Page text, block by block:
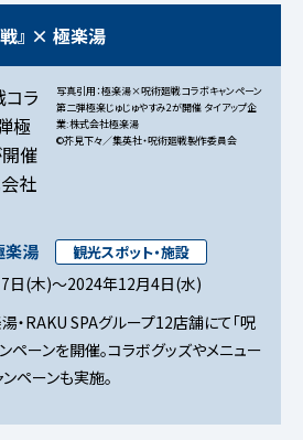
』 × 極楽湯
写真引用：極楽湯×呪術廻戦コラボキャンペーン
第二弾極楽じゅじゅやすみ2が開催 タイアップ企
業:株式会社極楽湯
©芥見下々／集英社・呪術廻戦製作委員会
楽湯 観光スポット・施設
日(木)～2024年12月4日(水)
RAKU SPAグループ12店舗にて「呪
ペーンを開催。コラボグッズやメニュー
ペーンも実施。